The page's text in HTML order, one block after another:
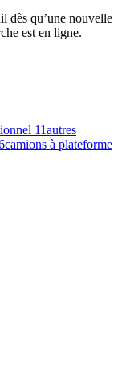
dès qu’une nouvelle
est en ligne.
11autres
camions à plateforme